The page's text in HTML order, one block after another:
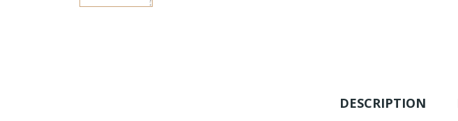
DESCRIPTION